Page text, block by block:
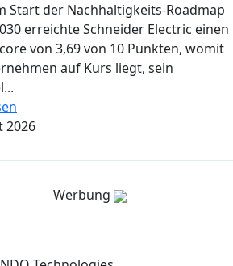
Start der Nachhaltigkeits-Roadmap
erreichte Schneider Electric einen
von 3,69 von 10 Punkten, womit
auf Kurs liegt, sein
2026
Werbung